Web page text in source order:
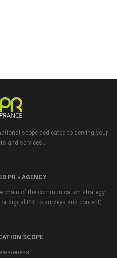
scope dedicated to serving your
and services...
PR » AGENCY
chain of the communication strategy
digital PR, to surveys and content).
SCOPE